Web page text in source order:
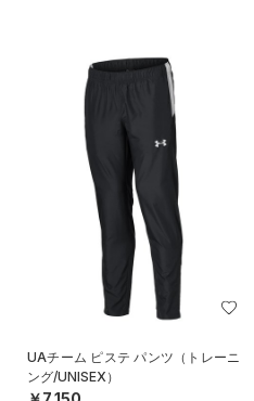
UAチーム ピステ パンツ（トレーニ
ング/UNISEX）